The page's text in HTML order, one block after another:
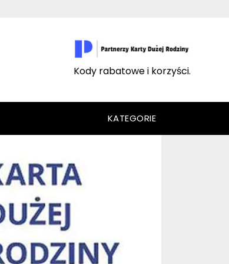
Kody rabatowe i korzyści.
KATEGORIE